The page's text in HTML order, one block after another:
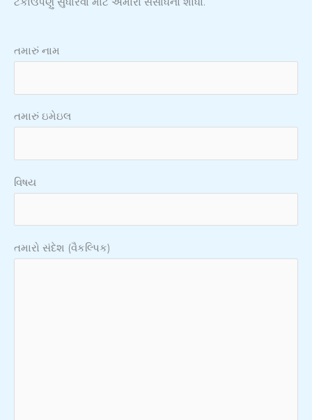
તમારું નામ
તમારું ઇમેઇલ
વિષય
તમારો સંદેશ (વૈકલ્પિક)